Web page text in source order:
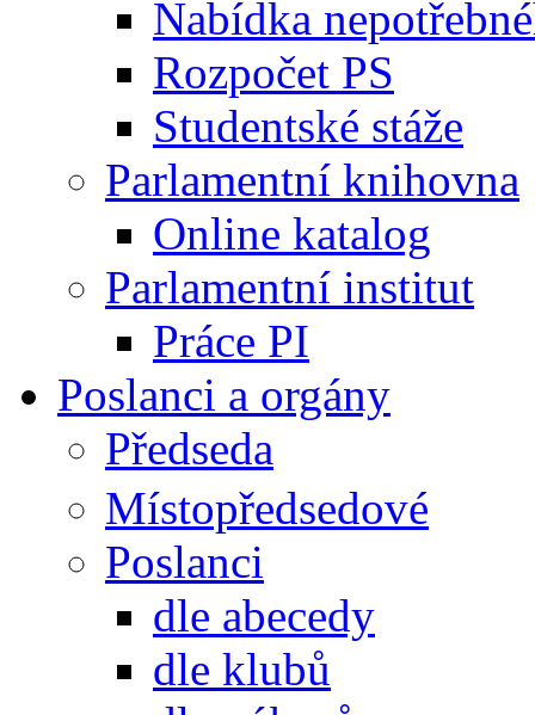
Nabídka
Rozpočet PS
Studentské stáže
Parlamentní knihovna
Online katalog
Parlamentní institut
Práce PI
Poslanci a orgány
Předseda
Místopředsedové
Poslanci
dle abecedy
dle klubů